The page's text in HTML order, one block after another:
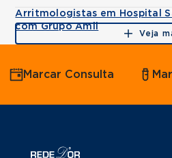
Arritmologistas em Hospital
com Grupo Amil
Veja
Marcar Consulta